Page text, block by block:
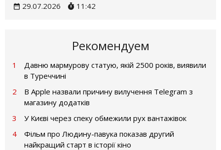
29.07.2026
11:42
Рекомендуем
1
Давню мармурову статую, якій 2500 років, виявили
в Туреччині
2
В Apple назвали причину вилучення Telegram з
магазину додатків
3
У Києві через спеку обмежили рух вантажівок
4
Фільм про Людину-павука показав другий
найкращий старт в історії кіно